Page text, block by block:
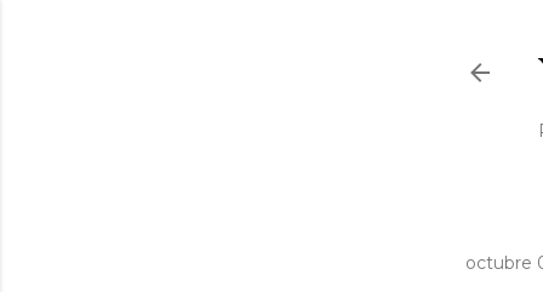
octubre